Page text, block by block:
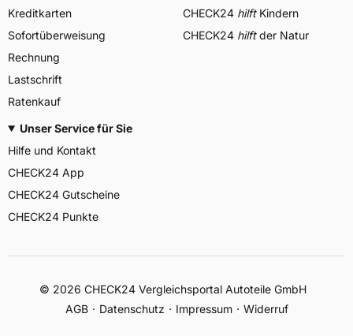
Kreditkarten
Sofortüberweisung
Rechnung
Lastschrift
Ratenkauf
CHECK24 hilftKindern
CHECK24 hilftder Natur
Unser Service für Sie
Hilfe und Kontakt
CHECK24 App
CHECK24 Gutscheine
CHECK24 Punkte
© 2026 CHECK24 Vergleichsportal Autoteile GmbH
AGB
Datenschutz Impressum Widerruf